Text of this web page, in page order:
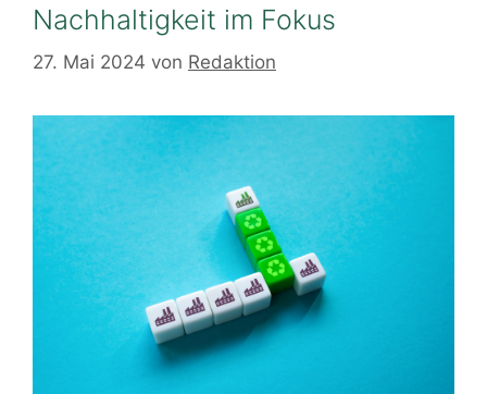
Nachhaltigkeit im Fokus
27. Mai 2024 von Redaktion